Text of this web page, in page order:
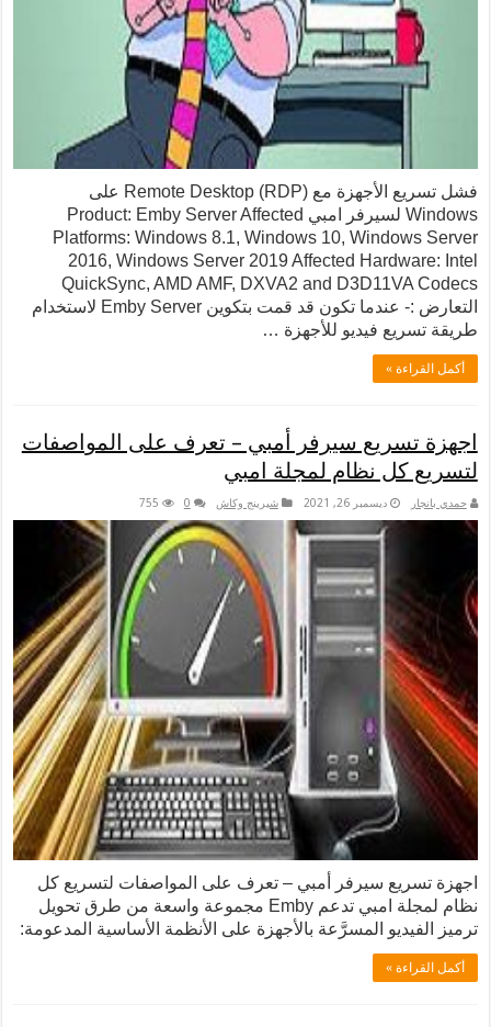
فشل تسريع الأجهزة مع Remote Desktop (RDP) على
Windows لسيرفر امبي Product: Emby Server Affected
Platforms: Windows 8.1, Windows 10, Windows
2016, Windows Server 2019 Affected
QuickSync, AMD AMF, DXVA2 and D3D11VA
التعارض :- عندما تكون قد قمت بتكوين Emby Server لاستخدام
تسريع فيديو للأجهزة …
»
تسريع سيرفر أمبي – تعرف على المواصفات
كل نظام لمجلة امبي
ديسمبر 26, 2021 شيرينج وكاش 0
755
تسريع سيرفر أمبي – تعرف على المواصفات لتسريع كل
نظام لمجلة امبي تدعم Emby مجموعة واسعة من طرق تحويل
المسرَّعة بالأجهزة على الأنظمة الأساسية المدعومة:
»